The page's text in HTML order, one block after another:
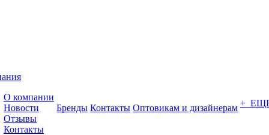
О компании
Новости
Отзывы
Контакты
Бренды Контакты Оптовикам и дизайнерам +